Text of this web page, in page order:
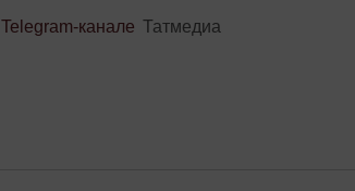
Telegram-канале Татмедиа